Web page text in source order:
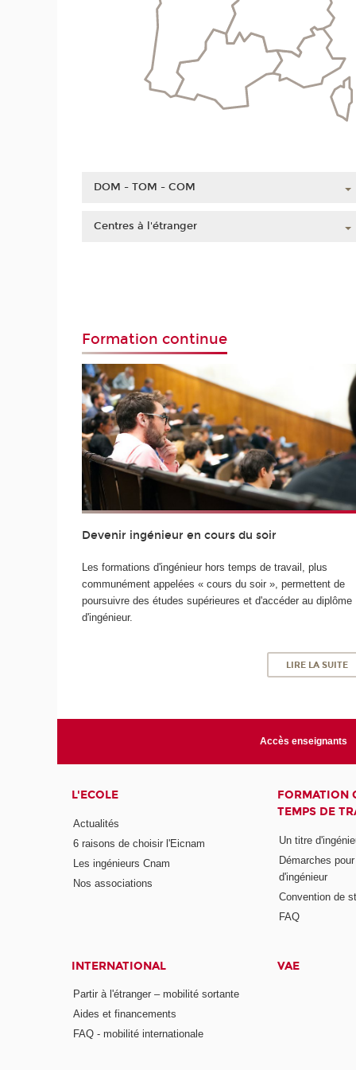
DOM - TOM - COM
Centres à l'étranger
Formation continue
Devenir ingénieur en cours du soir
Les formations d'ingénieur hors temps de travail, plus
communément appelées « cours du soir », permettent de
poursuivre des études supérieures et d'accéder au diplôme
d'ingénieur.
LIRE LA SUITE
Accès enseignants
L'ECOLE
Actualités
6 raisons de choisir l'Eicnam
Les ingénieurs Cnam
Nos associations
FORMATION
TEMPS DE
Un titre
Démarches
d'ingénieur
Convention de
FAQ
INTERNATIONAL
Partir à l'étranger – mobilité sortante
Aides et financements
FAQ - mobilité internationale
VAE